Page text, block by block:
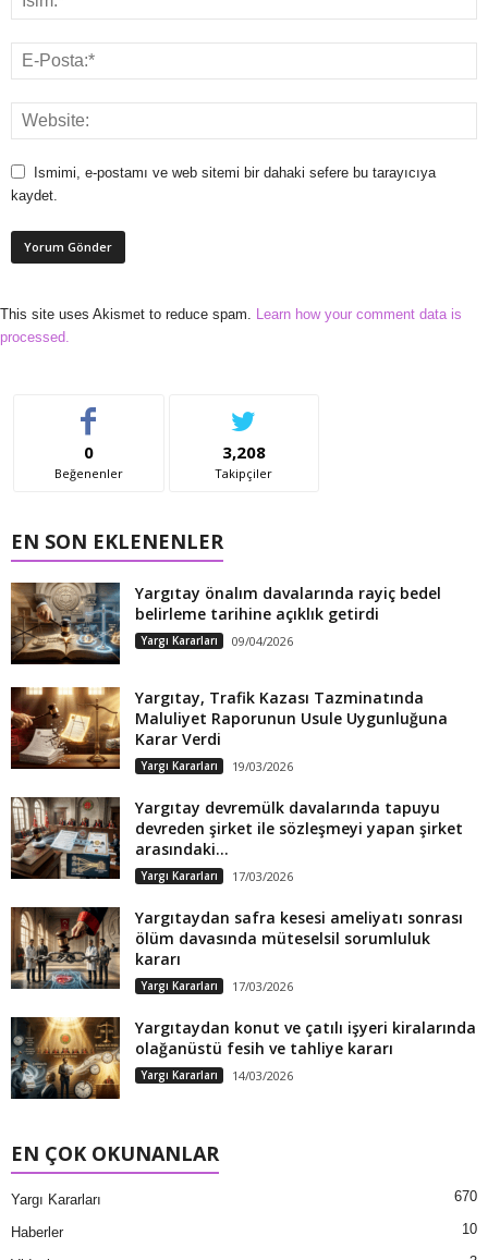
Ismimi, e-postamı ve web sitemi bir dahaki sefere bu tarayıcıya
kaydet.
This site uses Akismet to reduce spam. Learn how your comment data is
processed.
0
Beğenenler
3,208
Takipçiler
EN SON EKLENENLER
Yargıtay önalım davalarında rayiç bedel
belirleme tarihine açıklık getirdi
Yargı Kararları 09/04/2026
Yargıtay, Trafik Kazası Tazminatında
Maluliyet Raporunun Usule Uygunluğuna
Karar Verdi
Yargı Kararları 19/03/2026
Yargıtay devremülk davalarında tapuyu
devreden şirket ile sözleşmeyi yapan şirket
arasındaki...
Yargı Kararları 17/03/2026
Yargıtaydan safra kesesi ameliyatı sonrası
ölüm davasında müteselsil sorumluluk
kararı
Yargı Kararları 17/03/2026
Yargıtaydan konut ve çatılı işyeri kiralarında
olağanüstü fesih ve tahliye kararı
Yargı Kararları 14/03/2026
EN ÇOK OKUNANLAR
Yargı Kararları 670
Haberler 10